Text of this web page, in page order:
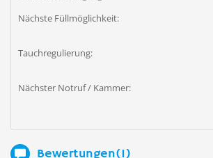
Nächste Füllmöglichkeit:
Tauchregulierung:
Nächster Notruf / Kammer:
Bewertungen(1)